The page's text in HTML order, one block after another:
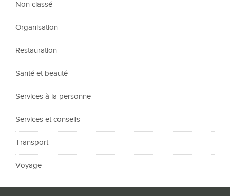
Non classé
Organisation
Restauration
Santé et beauté
Services à la personne
Services et conseils
Transport
Voyage